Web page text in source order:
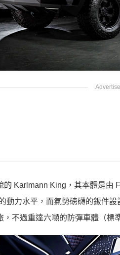
Karlmann King，其本體是由
動力水平，而氣勢磅礴的鈑件
不過重達六噸的防彈車體（標